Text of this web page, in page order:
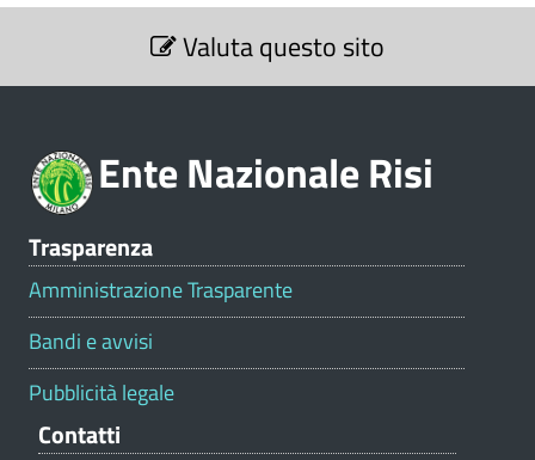
S
z
Valuta questo sito
Ente Nazionale Risi
Trasparenza
Amministrazione Trasparente
Bandi e avvisi
Pubblicità legale
Contatti